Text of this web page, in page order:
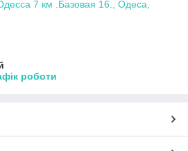
7 км .Базовая 16., Одеса,
роботи